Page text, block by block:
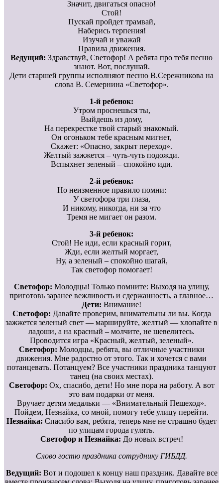
Значит, двигаться опасно!
Стой!
Пускай пройдет трамвай,
Наберись терпения!
Изучай и уважай
Правила движения.
Ведущий: Здравствуй, Светофор! А ребята про тебя песню
знают. Вот, послушай.
Дети старшей группы исполняют песню В.Сережникова на
слова В. Семернина «Светофор».
1-й ребенок:
Утром проснешься ты,
Выйдешь из дому,
На перекрестке твой старый знакомый.
Он огоньком тебе красным мигнет,
Скажет: «Опасно, закрыт переход».
Желтый зажжется – чуть-чуть подожди.
Вспыхнет зеленый – спокойно иди.
2-й ребенок:
Но неизменное правило помни:
У светофора три глаза,
И никому, никогда, ни за что
Тремя не мигает он разом.
3-й ребенок:
Стой! Не иди, если красный горит,
Жди, если желтый моргает,
Ну, а зеленый – спокойно шагай,
Так светофор помогает!
Светофор: Молодцы! Только помните: Выходя на улицу,
приготовь заранее вежливость и сдержанность, а главное…
Дети: Внимание!
Светофор: Давайте проверим, внимательны ли вы. Когда
зажжется зеленый свет — маршируйте, желтый — хлопайте в
ладоши, а на красный – молчите, не шевелитесь.
Проводится игра «Красный, желтый, зеленый».
Светофор: Молодцы, ребята, вы отличные участники
движения. Мне радостно от этого. Так и хочется с вами
потанцевать. Потанцуем? Все участники праздника танцуют
танец (на своих местах).
Светофор: Ох, спасибо, дети! Но мне пора на работу. А вот
это вам подарки от меня.
Вручает детям медальки — «Внимательный Пешеход».
Пойдем, Незнайка, со мной, помогу тебе улицу перейти.
Незнайка: Спасибо вам, ребята, теперь мне не страшно будет
по улицам города гулять.
Светофор и Незнайка: До новых встреч!
Слово гостю праздника сотруднику ГИБДД.
Ведущий: Вот и подошел к концу наш праздник. Давайте все